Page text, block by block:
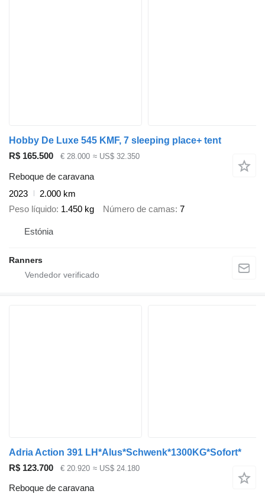
Hobby De Luxe 545 KMF, 7 sleeping place+ tent
R$ 165.500
€ 28.000 ≈ US$ 32.350
Reboque de caravana
2023
2.000 km
Peso líquido 1.450 kg Número de camas 7
Estónia
Ranners
Adria Action 391 LH*Alus*Schwenk*1300KG*Sofort*
R$ 123.700
€ 20.920 ≈ US$ 24.180
Reboque de caravana